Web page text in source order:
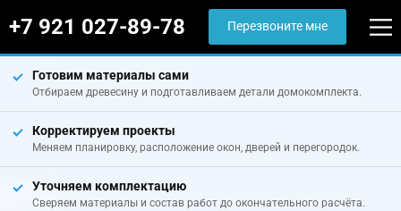
+7 921 027-89-78 Перезвоните мне
Готовим материалы сами
Отбираем древесину и подготавливаем детали домокомплекта.
Корректируем проекты
Меняем планировку, расположение окон, дверей и перегородок.
Уточняем комплектацию
Сверяем материалы и состав работ до окончательного расчёта.